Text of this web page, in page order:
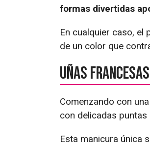
formas divertidas
En cualquier caso, el
de un color que
Uñas
Comenzando con
con delicadas
Esta manicura única